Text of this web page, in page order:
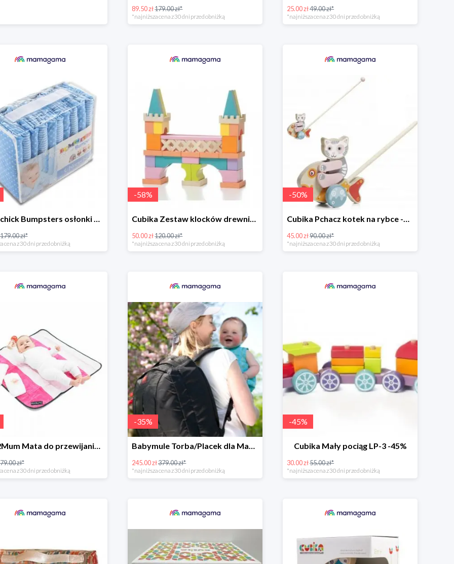
89.50 zł179.00 zł*
*najniższa cena z 30 dni przed obniżką
25.00 zł49.00 zł*
*najniższa cena z 30 dni przed obniżką
Hippychick Bumpsters osłonki na szczebelki kropki/paski niebieskie 10szt. -50%
179.00 zł*
cena z 30 dni przed obniżką
-58%
Cubika Zestaw klocków drewnianych most 52 elem. -58%
50.00 zł120.00 zł*
*najniższa cena z 30 dni przed obniżką
-50%
Cubika Pchacz kotek na rybce -50%
45.00 zł90.00 zł*
*najniższa cena z 30 dni przed obniżką
Mum2Mum Mata do przewijania do -38%
79.00 zł*
cena z 30 dni przed obniżką
-35%
Babymule Torba/Placek dla Mamy do -35%
245.00 zł379.00 zł*
*najniższa cena z 30 dni przed obniżką
-45%
Cubika Mały pociąg LP-3 -45%
30.00 zł55.00 zł*
*najniższa cena z 30 dni przed obniżką